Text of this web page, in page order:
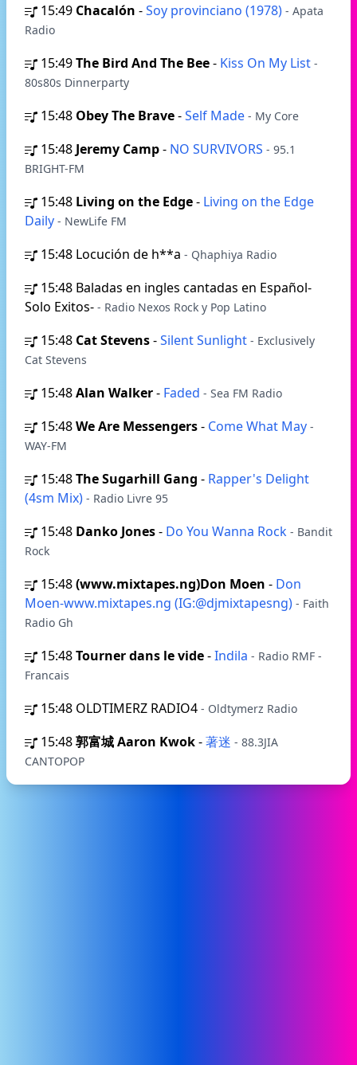
15:49 Chacalón -Soy provinciano (1978) - Apata
Radio
15:49The Bird And The Bee- Kiss On My List -
80s80s Dinnerparty
15:48 Obey The Brave-Self Made - My Core
15:48 Jeremy Camp- NO SURVIVORS - 95.1
BRIGHT-FM
15:48 Living on the Edge- Living on the Edge
Daily - NewLife FM
15:48 Locución de h**a - Qhaphiya Radio
15:48 Baladas en ingles cantadas en Español-
Solo Exitos- - Radio Nexos Rock y Pop Latino
15:48 Cat Stevens-Silent Sunlight - Exclusively
Cat Stevens
15:48Alan Walker- Faded - Sea FM Radio
15:48We Are Messengers- Come What May -
WAY-FM
15:48The Sugarhill Gang - Rapper's Delight
(4sm Mix) - Radio Livre 95
15:48 Danko Jones- Do You Wanna Rock - Bandit
Rock
15:48(www.mixtapes.ng)Don Moen - Don
Moen-www.mixtapes.ng (IG:@djmixtapesng) - Faith
Radio Gh
15:48Tourner dans le vide-Indila - Radio RMF -
Francais
15:48 OLDTIMERZ RADIO4 - Oldtymerz Radio
15:48郭富城 Aaron Kwok-著迷 - 88.3JIA
CANTOPOP